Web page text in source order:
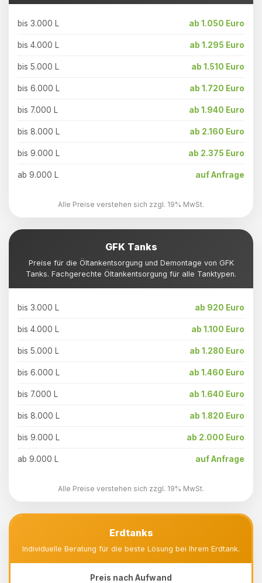
bis 3.000 L ab 1.050 Euro
bis 4.000 L ab 1.295 Euro
bis 5.000 L ab 1.510 Euro
bis 6.000 L ab 1.720 Euro
bis 7.000 L ab 1.940 Euro
bis 8.000 L ab 2.160 Euro
bis 9.000 L ab 2.375 Euro
ab 9.000 L auf Anfrage
Alle Preise verstehen sich zzgl. 19% MwSt.
GFK Tanks
Preise für die Öltankentsorgung und Demontage von GFK
Tanks. Fachgerechte Öltankentsorgung für alle Tanktypen.
bis 3.000 L ab 920 Euro
bis 4.000 L ab 1.100 Euro
bis 5.000 L ab 1.280 Euro
bis 6.000 L ab 1.460 Euro
bis 7.000 L ab 1.640 Euro
bis 8.000 L ab 1.820 Euro
bis 9.000 L ab 2.000 Euro
ab 9.000 L auf Anfrage
Alle Preise verstehen sich zzgl. 19% MwSt.
Erdtanks
Individuelle Beratung für die beste Lösung bei Ihrem Erdtank.
Preis nach Aufwand